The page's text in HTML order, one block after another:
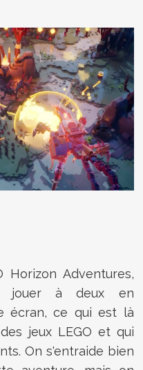
Horizon Adventures,
jouer à deux en
écran, ce qui est là
jeux LEGO et qui
On s'entraide bien